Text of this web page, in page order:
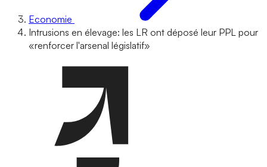
Economie
Intrusions en élevage: les LR ont déposé leur PPL pour
«renforcer l'arsenal législatif»